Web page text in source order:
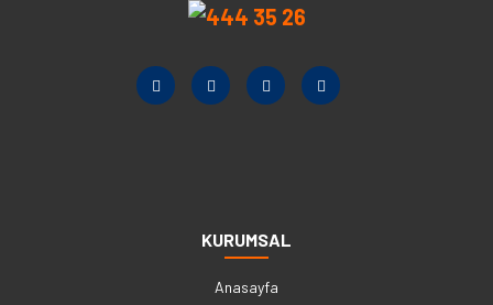
KURUMSAL
Anasayfa